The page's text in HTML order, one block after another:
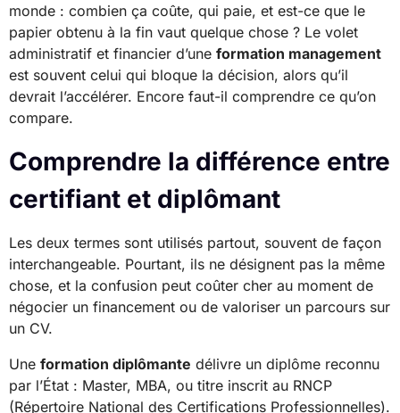
monde : combien ça coûte, qui paie, et est-ce que le
papier obtenu à la fin vaut quelque chose ? Le volet
administratif et financier d’une formation management
est souvent celui qui bloque la décision, alors qu’il
devrait l’accélérer. Encore faut-il comprendre ce qu’on
compare.
Comprendre la différence entre
certifiant et diplômant
Les deux termes sont utilisés partout, souvent de façon
interchangeable. Pourtant, ils ne désignent pas la même
chose, et la confusion peut coûter cher au moment de
négocier un financement ou de valoriser un parcours sur
un CV.
Une formation diplômante délivre un diplôme reconnu
par l’État : Master, MBA, ou titre inscrit au RNCP
(Répertoire National des Certifications Professionnelles).